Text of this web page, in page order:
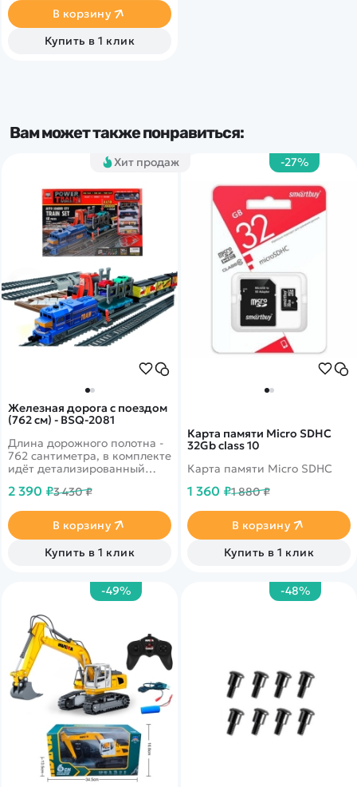
с низким сцеплением.
Подвеска модели позволяет
производить точные
настройки углов развала и
В корзину
Купить в 1 клик
Вам может также понравиться:
-27%
Карта памяти Micro SDHC
32Gb class 10
Карта памяти Micro SDHC
1 360 ₽1 880 ₽
В корзину
Купить в 1 клик
Хит продаж
Железная дорога с поездом
(762 см) - BSQ-2081
Длина дорожного полотна -
762 сантиметра, в комплекте
идёт детализированный
загрузки автомобилей,
комплект для состава Power
Train, здесь вы найдёте
машинки, фуры и даже
грузовые контейнеры,
использовать вместе со
станцией загрузки
2 390 ₽3 430 ₽
В корзину
Купить в 1 клик
-49% -48%